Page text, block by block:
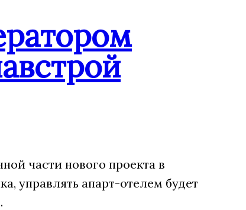
части нового проекта в
управлять апарт-отелем будет